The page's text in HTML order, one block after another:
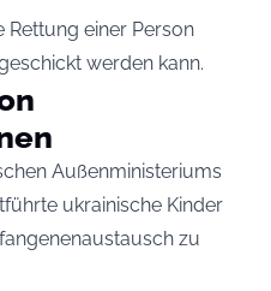
einer Person
werden kann.
Außenministeriums
ukrainische Kinder
zu